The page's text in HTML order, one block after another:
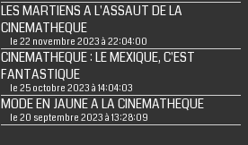
LES MARTIENS A L'ASSAUT DE LA
CINEMATHEQUE
le 22 novembre 2023 à 22:04:00
CINEMATHEQUE : LE MEXIQUE, C'EST
FANTASTIQUE
le 25 octobre 2023 à 14:04:03
MODE EN JAUNE A LA CINEMATHEQUE
le 20 septembre 2023 à 13:28:09